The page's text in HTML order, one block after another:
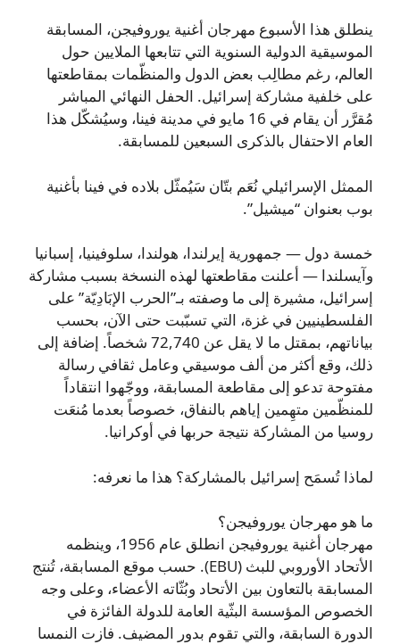
ينطلق هذا الأسبوع مهرجان أغنية يوروفيجن، المسابقة
الموسيقية الدولية السنوية التي تتابعها الملايين حول
العالم، رغم مطالِب بعض الدول والمنظّمات بمقاطعتها
على خلفية مشاركة إسرائيل. الحفل النهائي المباشر
مُقرَّر أن يقام في 16 مايو في مدينة فينا، وسيُشكّل هذا
العام الاحتفال بالذكرى السبعين للمسابقة.
الممثل الإسرائيلي نُعَم بتّان سَيُمثّل بلاده في فينا بأغنية
بوب بعنوان “ميشيل”.
خمسة دول — جمهورية إيرلندا، هولندا، سلوفينيا، إسبانيا
وآيسلندا — أعلنت مقاطعتها لهذه النسخة بسبب مشاركة
إسرائيل، مشيرة إلى ما وصفته بـ”الحرب الإبَادِيّة” على
الفلسطينيين في غزة، التي تسبّبت حتى الآن، بحسب
بياناتهم، بمقتل ما لا يقل عن 72,740 شخصاً. إضافة إلى
ذلك، وقع أكثر من ألف موسيقي وعامل ثقافي رسالة
مفتوحة تدعو إلى مقاطعة المسابقة، ووجّهوا انتقاداً
للمنظّمين متهِمين إياهم بالنفاق، خصوصاً بعدما مُنعَت
روسيا من المشاركة نتيجة حربها في أوكرانيا.
لماذا تُسمَح إسرائيل بالمشاركة؟ هذا ما نعرفه:
ما هو مهرجان يوروفيجن؟
مهرجان أغنية يوروفيجن انطلق عام 1956، وينظمه
الأتحاد الأوروبي للبث (EBU). حسب موقع المسابقة، تُنتج
المسابقة بالتعاون بين الأتحاد وبُثّاته الأعضاء، وعلى وجه
الخصوص المؤسسة البثّية العامة للدولة الفائزة في
الدورة السابقة، والتي تقوم بدور المضيف. فازت النمسا